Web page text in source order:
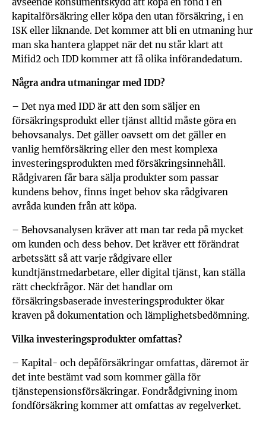
kapitalförsäkring eller köpa den utan försäkring, i en
ISK eller liknande. Det kommer att bli en utmaning hur
man ska hantera glappet när det nu står klart att
Mifid2 och IDD kommer att få olika införandedatum.
Några andra utmaningar med IDD?
– Det nya med IDD är att den som säljer en
försäkringsprodukt eller tjänst alltid måste göra en
behovsanalys. Det gäller oavsett om det gäller en
vanlig hemförsäkring eller den mest komplexa
investeringsprodukten med försäkringsinnehåll.
Rådgivaren får bara sälja produkter som passar
kundens behov, finns inget behov ska rådgivaren
avråda kunden från att köpa.
– Behovsanalysen kräver att man tar reda på mycket
om kunden och dess behov. Det kräver ett förändrat
arbetssätt så att varje rådgivare eller
kundtjänstmedarbetare, eller digital tjänst, kan ställa
rätt checkfrågor. När det handlar om
försäkringsbaserade investeringsprodukter ökar
kraven på dokumentation och lämplighetsbedömning.
Vilka investeringsprodukter omfattas?
– Kapital- och depåförsäkringar omfattas, däremot är
det inte bestämt vad som kommer gälla för
tjänstepensionsförsäkringar. Fondrådgivning inom
fondförsäkring kommer att omfattas av regelverket.